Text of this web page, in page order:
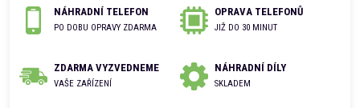
NÁHRADNÍ TELEFON
PO DOBU OPRAVY ZDARMA
OPRAVA TELEFONŮ
JIŽ DO 30 MINUT
ZDARMA VYZVEDNEME
VAŠE ZAŘÍZENÍ
NÁHRADNÍ DÍLY
SKLADEM